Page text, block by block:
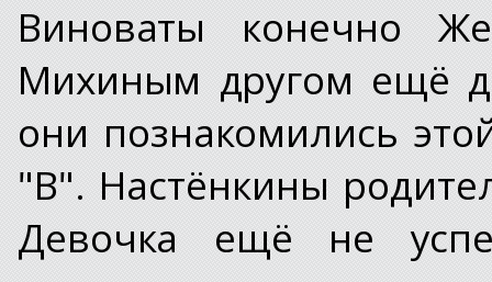
Виноваты конечно
Михиным другом ещё
они познакомились
"В". Настёнкины
Девочка ещё не